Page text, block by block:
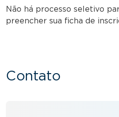
Não há processo seletivo
preencher sua ficha de
Contato